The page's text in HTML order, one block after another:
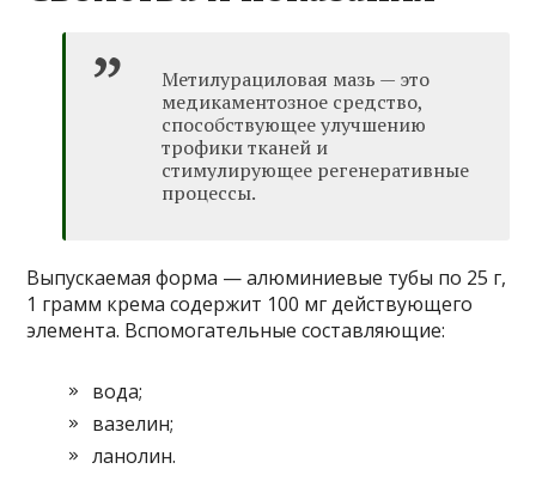
Метилурациловая мазь — это
медикаментозное средство,
способствующее улучшению
трофики тканей и
стимулирующее регенеративные
процессы.
Выпускаемая форма — алюминиевые тубы по 25 г,
1 грамм крема содержит 100 мг действующего
элемента. Вспомогательные составляющие:
вода;
вазелин;
ланолин.